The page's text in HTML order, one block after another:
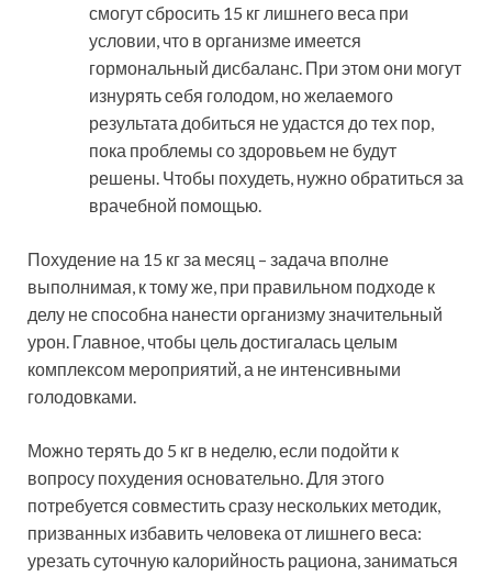
смогут сбросить 15 кг лишнего веса при
условии, что в организме имеется
гормональный дисбаланс. При этом они могут
изнурять себя голодом, но желаемого
результата добиться не удастся до тех пор,
пока проблемы со здоровьем не будут
решены. Чтобы похудеть, нужно обратиться за
врачебной помощью.
Похудение на 15 кг за месяц – задача вполне
выполнимая, к тому же, при правильном подходе к
делу не способна нанести организму значительный
урон. Главное, чтобы цель достигалась целым
комплексом мероприятий, а не интенсивными
голодовками.
Можно терять до 5 кг в неделю, если подойти к
вопросу похудения основательно. Для этого
потребуется совместить сразу нескольких методик,
призванных избавить человека от лишнего веса:
урезать суточную калорийность рациона, заниматься